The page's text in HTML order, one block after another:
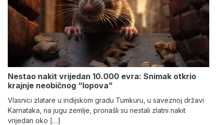
Nestao nakit vrijedan 10.000 evra: Snimak otkrio
krajnje neobičnog “lopova”
Vlasnici zlatare u indijskom gradu Tumkuru, u saveznoj državi
Karnataka, na jugu zemlje, pronašli su nestali zlatni nakit
vrijedan oko […]